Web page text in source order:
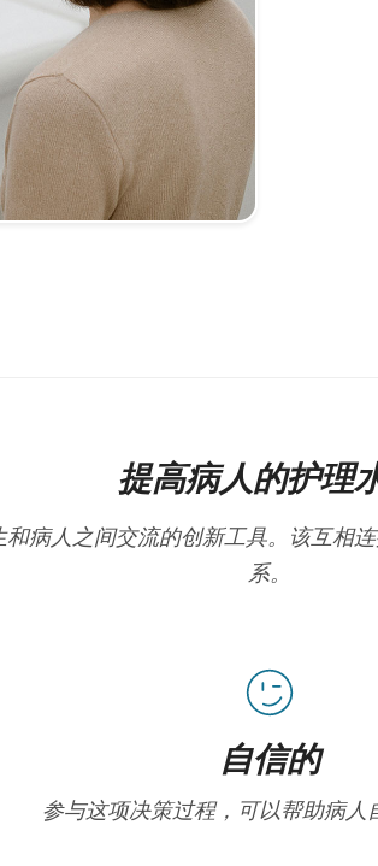
提高病人的护理
病人之间交流的创新工具。该互相
系。
自信的
参与这项决策过程，可以帮助病人